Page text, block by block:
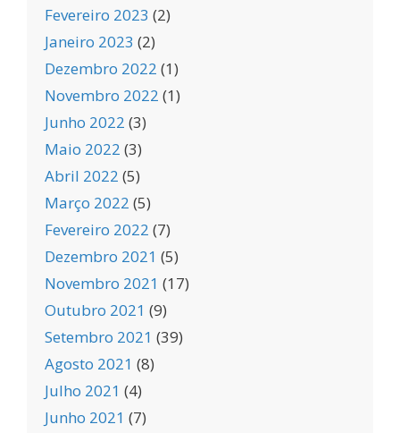
Fevereiro 2023 (2)
Janeiro 2023 (2)
Dezembro 2022 (1)
Novembro 2022 (1)
Junho 2022 (3)
Maio 2022 (3)
Abril 2022 (5)
Março 2022 (5)
Fevereiro 2022 (7)
Dezembro 2021 (5)
Novembro 2021 (17)
Outubro 2021 (9)
Setembro 2021 (39)
Agosto 2021 (8)
Julho 2021 (4)
Junho 2021 (7)